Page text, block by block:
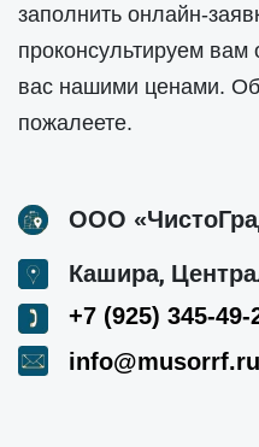
заполнить онлайн-
проконсультируем
вас нашими ценами.
пожалеете.
ООО
Кашира,
+7 (925) 345-49-
info@musorrf.ru